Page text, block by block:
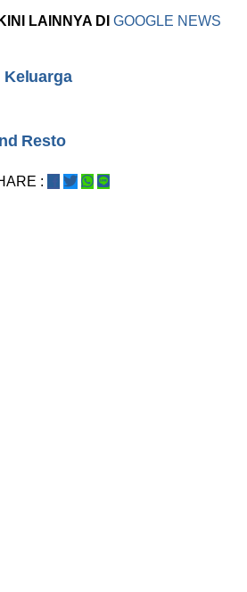
LAINNYA DI GOOGLE NEWS
Keluarga
Resto
: